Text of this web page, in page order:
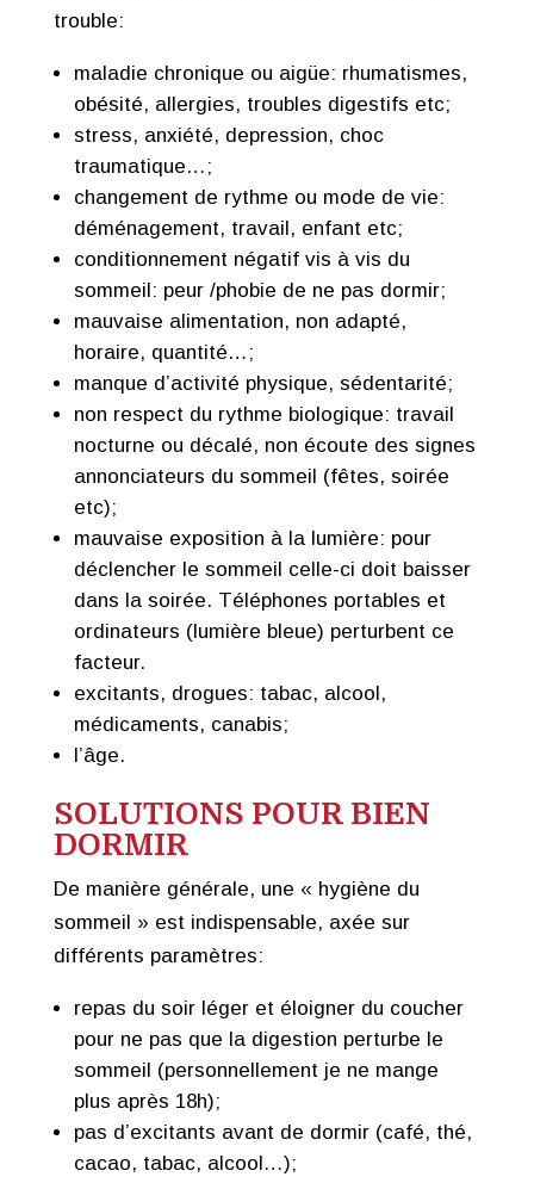
trouble:
maladie chronique ou aigüe: rhumatismes,
obésité, allergies, troubles digestifs etc;
stress, anxiété, depression, choc
traumatique…;
changement de rythme ou mode de vie:
déménagement, travail, enfant etc;
conditionnement négatif vis à vis du
sommeil: peur /phobie de ne pas dormir;
mauvaise alimentation, non adapté,
horaire, quantité…;
manque d’activité physique, sédentarité;
non respect du rythme biologique: travail
nocturne ou décalé, non écoute des signes
annonciateurs du sommeil (fêtes, soirée
etc);
mauvaise exposition à la lumière: pour
déclencher le sommeil celle-ci doit baisser
dans la soirée. Téléphones portables et
ordinateurs (lumière bleue) perturbent ce
facteur.
excitants, drogues: tabac, alcool,
médicaments, canabis;
l’âge.
SOLUTIONS POUR BIEN
DORMIR
De manière générale, une « hygiène du
sommeil » est indispensable, axée sur
différents paramètres:
repas du soir léger et éloigner du coucher
pour ne pas que la digestion perturbe le
sommeil (personnellement je ne mange
plus après 18h);
pas d’excitants avant de dormir (café, thé,
cacao, tabac, alcool…);